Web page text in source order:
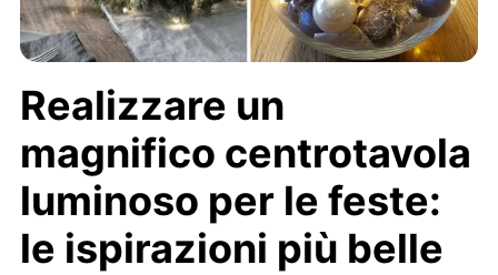
Realizzare un
magnifico centrotavola
luminoso per le feste:
le ispirazioni più belle